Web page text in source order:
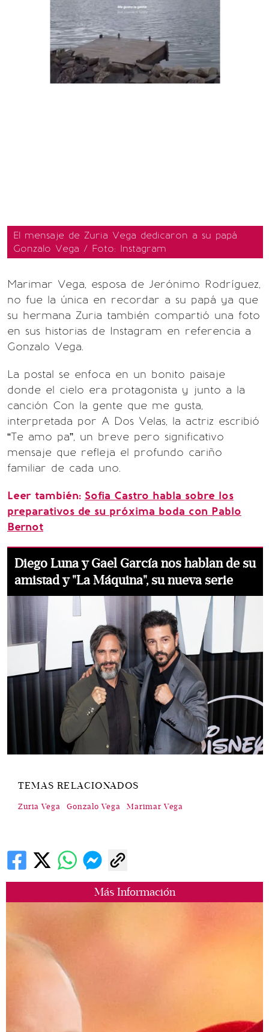
Más Información
El mensaje de Zuria Vega dedicaron a su papá
Gonzalo Vega / Foto: Instagram
Marimar Vega, esposa de Jerónimo Rodríguez,
no fue la única en recordar a su papá ya que
su hermana Zuria también compartió una foto
en sus historias de Instagram en referencia a
Gonzalo Vega.
La postal se enfoca en un bonito paisaje
donde el cielo era protagonista y junto a la
canción Con la gente que me gusta,
interpretada por A Dos Velas, la actriz escribió
“Te amo pa”, un breve pero significativo
mensaje que refleja el profundo cariño
familiar de cada uno.
Leer también: Sofia Castro habla sobre los
preparativos de su próxima boda con Pablo
Bernot
Diego Luna y Gael García nos hablan de su
amistad y "La Máquina", su nueva serie
TEMAS RELACIONADOS
Zuria Vega Gonzalo Vega Marimar Vega